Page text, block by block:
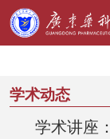
学术动态
学术讲座